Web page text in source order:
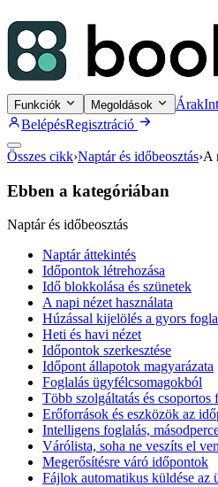
Funkciók Megoldások Árak
BelépésRegisztráció
Összes cikk›Naptár és időbeosztás›A
Ebben a kategóriában
Naptár és időbeosztás
Naptár áttekintés
Időpontok létrehozása
Idő blokkolása és szünetek
A napi nézet használata
Húzással kijelölés a gyors
Heti és havi nézet
Időpontok szerkesztése
Időpont állapotok magyarázata
Foglalás ügyfélcsomagokból
Több szolgáltatás és csoportos
Erőforrások és eszközök az
Intelligens foglalás,
Várólista, soha ne veszíts el
Megerősítésre váró időpontok
Fájlok automatikus küldése az